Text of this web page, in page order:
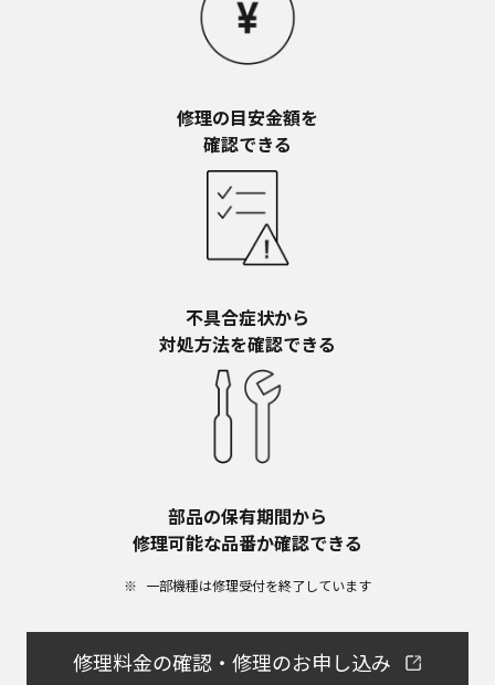
お近くの当社商品の取扱店、または当社サービス
会社に直接お問い合わせください。
本ウェブサイトのサービスに係わる損害の免責
かったことにより万一損害（データの破損・業務の中
断・営業情報の損失などによる損害を含む）が生じ、
たとえそのような損害の発生や第三者からの賠償請求
の可能性があることについてあらかじめ知らされた場
合でも、当社は一切責任を負いませんことをご了承く
本ウェブサイトのサービスの中止、変更など
容や条件を変更する場合があります。あらかじめご了
取扱説明書は、商品をご購入いただいたお客様のため
の資料です。本ウェブサイトに公開されている取扱説
せにはお応えできない場合がありますことを、ご了承
修理の目安金額を​
確認できる
不具合症状から​
対処方法を確認できる
部品の保有期間から​
修理可能な品番か確認できる
一部機種は修理受付を終了しています​
修理料金の確認・修理のお申し込み